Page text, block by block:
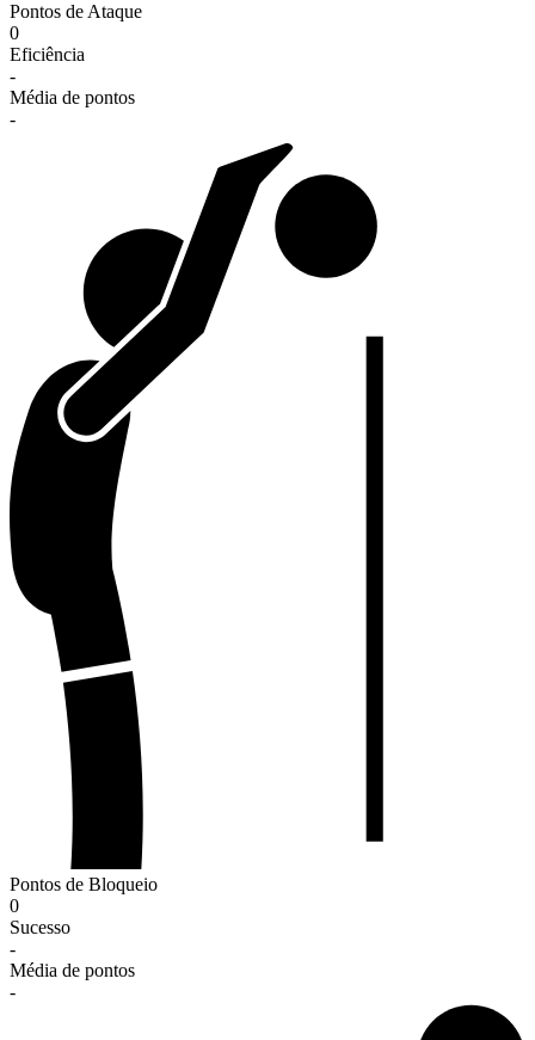
Pontos de Ataque
0
Eficiência
-
Média de pontos
-
Pontos de Bloqueio
0
Sucesso
-
Média de pontos
-